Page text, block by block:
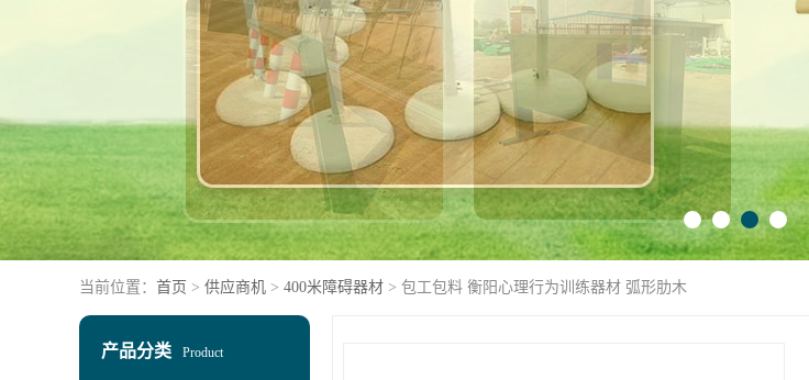
当前位置： 首页 > 供应商机 > 400米障碍器材 > 包工包料 衡阳心理行为训练器材 弧形肋木
产品分类 Product